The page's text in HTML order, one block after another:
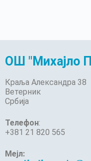
ОШ "Михајло
Краља Александра 38
Ветерник
Србија
Телефон:
+381 21 820 565
Мејл: